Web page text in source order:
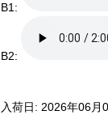
B1:
B2:
入荷日: 2026年06月